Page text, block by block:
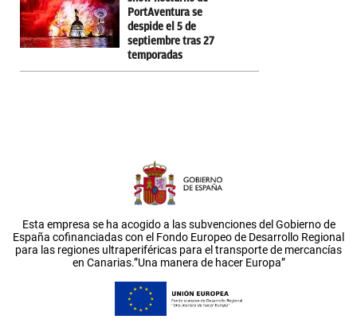
PortAventura se
despide el 5 de
septiembre tras 27
temporadas
Esta empresa se ha acogido a las subvenciones del Gobierno de
España cofinanciadas con el Fondo Europeo de Desarrollo Regional
para las regiones ultraperiféricas para el transporte de mercancías
en Canarias.”Una manera de hacer Europa”